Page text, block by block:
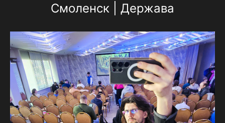
Смоленск | Держава